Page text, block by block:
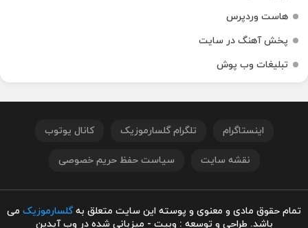
هاست وردپرس
پخش آهنگ در سایت
تبلیغات وب پوش
اینستاگرام تلگرام گلسارموزیک کانال یوتوب
نقشه سایت سیاست حفظ حریم خصوصی
تمام حقوق مادی و معنوی و پوسته این سایت متعلق بهگلسارموزیک می
باشد. طراحی و توسعه : وبیت - میزبانی شده در وب آیدین